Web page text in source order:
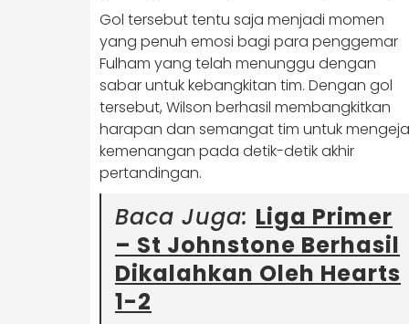
Gol tersebut tentu saja menjadi momen
yang penuh emosi bagi para penggemar
Fulham yang telah menunggu dengan
sabar untuk kebangkitan tim. Dengan gol
tersebut, Wilson berhasil membangkitkan
harapan dan semangat tim untuk
kemenangan pada detik-detik akhir
pertandingan.
Baca Juga: Liga Primer
– St Johnstone Berhasil
Dikalahkan Oleh Hearts
1-2